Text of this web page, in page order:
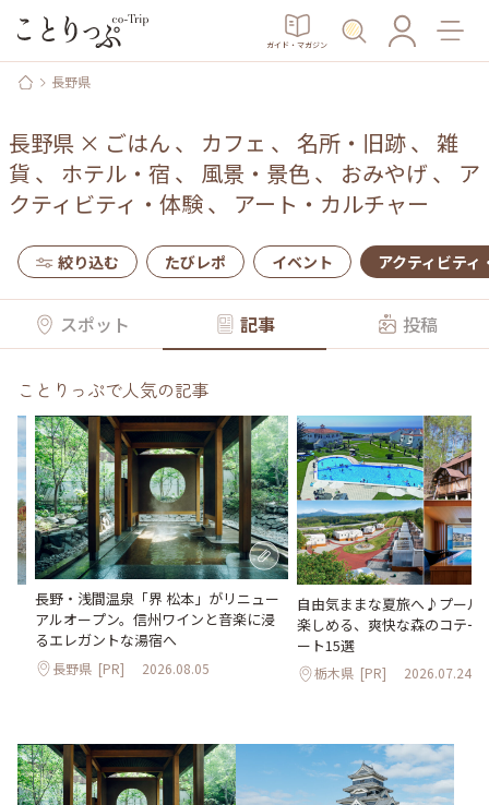
ガイド・マガジン
長野県
長野県 × ごはん 、 カフェ 、 名所・旧跡、 雑
貨 、 ホテル・宿 、 風景・景色、 おみやげ 、 ア
クティビティ・体験、 アート・カルチャー
絞り込む たびレポ イベント アクティビティ
スポット 記事 投稿
ことりっぷで人気の記事
長野・浅間温泉「界 松本」がリニュー
アルオープン。信州ワインと音楽に浸
るエレガントな湯宿へ
長野県 [PR] 2026.08.05
自由気ままな夏旅へ♪プール
楽しめる、爽快な森のコテー
ート15選
栃木県 [PR] 2026.07.24